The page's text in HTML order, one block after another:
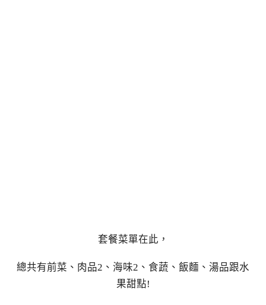
套餐菜單在此，
總共有前菜、肉品2、海味2、食蔬、飯麵、湯品跟水
果甜點!